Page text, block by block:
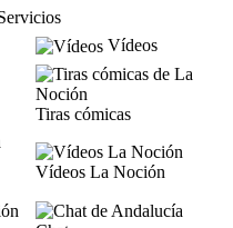
Vídeos
Tiras cómicas
Vídeos La Noción